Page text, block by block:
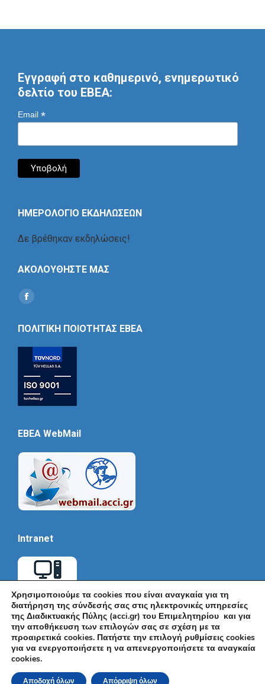
Εγγραφή στο καθημερινό, ενημερωτικό
δελτίο του ΕΒΕΑ:
Email *
ΗΜΕΡΟΛΟΓΙΟ ΕΚΔΗΛΩΣΕΩΝ
Δε βρέθηκαν εκδηλώσεις!
ΑΚΟΛΟΥΘΗΣΤΕ ΜΑΣ
Find us on:
Social
ΠΟΛΙΤΙΚΗ ΠΟΙΟΤΗΤΑΣ ΕΒΕΑ
EBEA WebMail
Intranet
© Εμπορικό και Βιομηχανικό Επιμελητήριο Αθηνών 2026 |
Ακαδημίας 7, ΤΚ: 10671, Αθήνα, Τηλ: +30 210 3604815, e-mail:
Χρησιμοποιούμε τα cookies που είναι αναγκαία για τη
διατήρηση της σύνδεσής σας στις ηλεκτρονικές υπηρεσίες
της Διαδικτυακής Πύλης (acci.gr) του Επιμελητηρίου και για
την αποθήκευση των επιλογών σας σε σχέση με τα
προαιρετικά cookies. Πατήστε την επιλογή ρυθμίσεις cookies
για να ενεργοποιήσετε η να απενεργοποιήσετε τα αναγκαία
cookies.
Αποδοχή όλων Απόρριψη όλων